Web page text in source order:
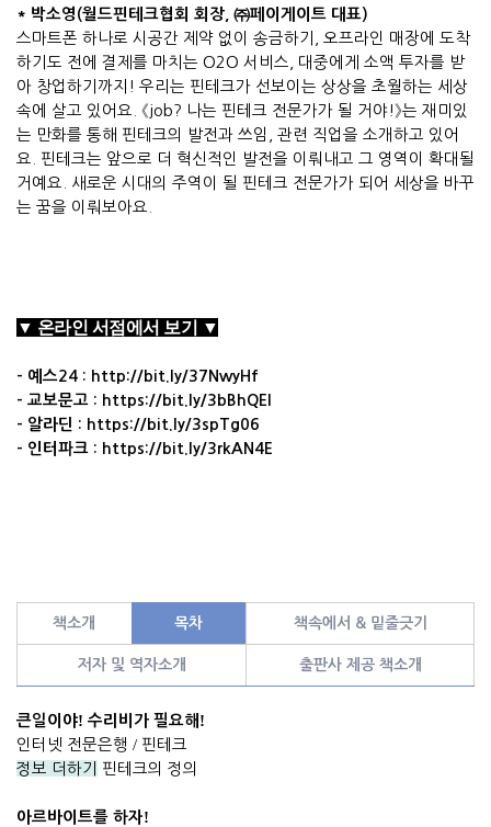
* 박소영 (월드핀테크협회 회장 ㈜페이게이트 대표)
스마트폰 하나로 시공간 제약 없이 송금하기
오프라인 매장에 도착
하기도 전에 결제를 마치는 O2O 서비스
대중에게 소액 투자를 받
아 창업하기까지 ! 우리는 핀테크가 선보이는 상상을 초월하는 세상
속에 살고 있어요
《job? 나는 핀테크 전문가가 될 거야! 》는 재미있
는 만화를 통해 핀테크의 발전과 쓰임
관련 직업을 소개하고 있어
요
핀테크는 앞으로 더 혁신적인 발전을 이뤄내고 그 영역이 확대될
거예요
새로운 시대의 주역이 될 핀테크 전문가가 되어 세상을 바꾸
는 꿈을 이뤄보아요
▼ 온라인 서점에서 보기 ▼
- 예스24 : http://bit.ly/37NwyHf
- 교보문고 : https://bit.ly/3bBhQEl
- 알라딘 : https://bit.ly/3spTg06
- 인터파크 : https://bit.ly/3rkAN4E
책소개 목차 책속에서 & 밑줄긋기
저자 및 역자소개 출판사 제공 책소개
큰일이야! 수리비가 필요해 !
인터넷 전문은행 / 핀테크
정보 더하기
핀테크의 정의
아르바이트를 하자!